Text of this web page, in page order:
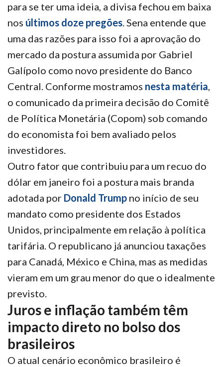
para se ter uma ideia, a divisa fechou em baixa
nos últimos doze pregões. Sena entende que
uma das razões para isso foi a aprovação do
mercado da postura assumida por Gabriel
Galípolo como novo presidente do Banco
Central. Conforme mostramos nesta matéria,
o comunicado da primeira decisão do Comitê
de Política Monetária (Copom) sob comando
do economista foi bem avaliado pelos
investidores.
Outro fator que contribuiu para um recuo do
dólar em janeiro foi a postura mais branda
adotada por Donald Trump no início de seu
mandato como presidente dos Estados
Unidos, principalmente em relação à política
tarifária. O republicano já anunciou taxações
para Canadá, México e China, mas as medidas
vieram em um grau menor do que o idealmente
previsto.
Juros e inflação também têm
impacto direto no bolso dos
brasileiros
O atual cenário econômico brasileiro é